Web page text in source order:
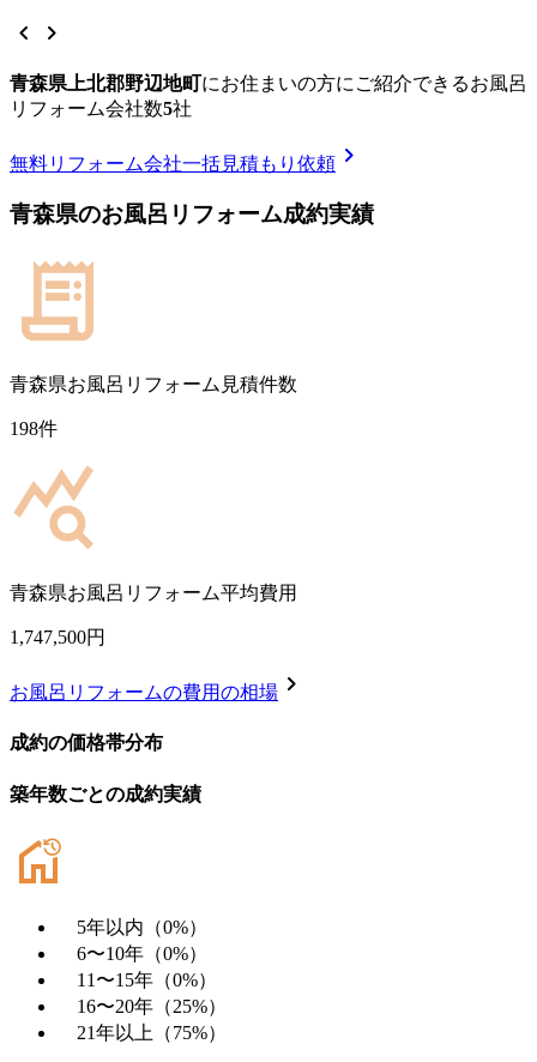
chevron_left chevron_right
青森県上北郡野辺地町にお住まいの方にご紹介できるお風呂
リフォーム会社数5社
無料リフォーム会社一括見積もり依頼 chevron_right
青森県のお風呂リフォーム成約実績
青森県お風呂リフォーム見積件数
198件
青森県お風呂リフォーム平均費用
1,747,500円
お風呂リフォームの費用の相場 chevron_right
成約の価格帯分布
築年数ごとの成約実績
5年以内 （0%）
6〜10年 （0%）
11〜15年 （0%）
16〜20年 （25%）
21年以上
（75%）